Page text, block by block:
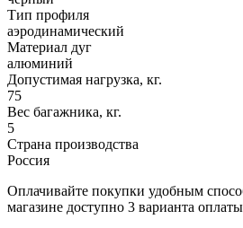
Тип профиля
аэродинамический
Материал дуг
алюминий
Допустимая нагрузка, кг.
75
Вес багажника, кг.
5
Страна производства
Россия
Оплачивайте покупки удобным
магазине доступно 3 варианта